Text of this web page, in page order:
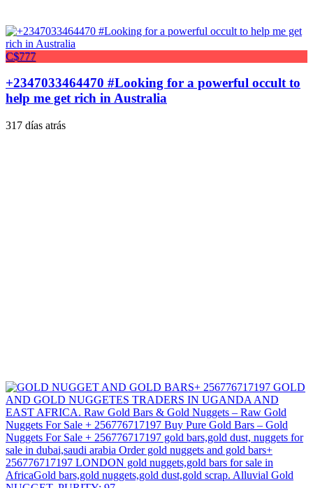
C$777
+2347033464470 #Looking for a powerful occult to
help me get rich in Australia
317 días atrás